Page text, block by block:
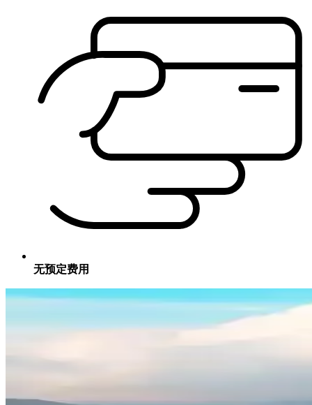
无预定费用